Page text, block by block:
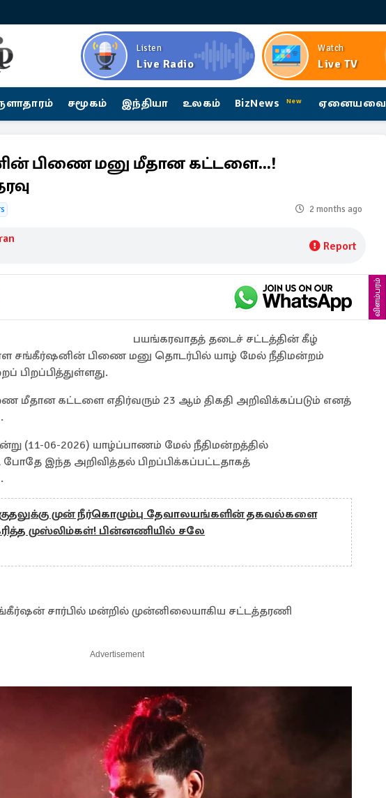
Listen
Live Radio
Watch
Live TV
சமூகம் இந்தியா உலகம் BizNews New ஏனையவை
பிணை மனு மீதான கட்டளை...!
2 months ago
Report
விளம்பரம்
பயங்கரவாதத் தடைச் சட்டத்தின் கீழ்
சங்கீர்ஷனின் பிணை மனு தொடர்பில் யாழ் மேல் நீதிமன்றம்
மீதான கட்டளை எதிர்வரும் 23 ஆம் திகதி அறிவிக்கப்படும் எனத்
(11-06-2026) யாழ்ப்பாணம் மேல் நீதிமன்றத்தில்
இந்த அறிவித்தல் பிறப்பிக்கப்பட்டதாகத்
முன் நீர்கொழும்பு தேவாலயங்களின் தகவல்களை
முஸ்லிம்கள்! பின்னணியில் சலே
சார்பில் மன்றில் முன்னிலையாகிய சட்டத்தரணி
Advertisement